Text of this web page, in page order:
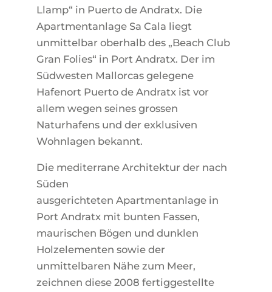
Llamp“ in Puerto de Andratx. Die
Apartmentanlage Sa Cala liegt
unmittelbar oberhalb des „Beach Club
Gran Folies“ in Port Andratx. Der im
Südwesten Mallorcas gelegene
Hafenort Puerto de Andratx ist vor
allem wegen seines grossen
Naturhafens und der exklusiven
Wohnlagen bekannt.
Die mediterrane Architektur der nach
Süden
ausgerichteten Apartmentanlage in
Port Andratx mit bunten Fassen,
maurischen Bögen und dunklen
Holzelementen sowie der
unmittelbaren Nähe zum Meer,
zeichnen diese 2008 fertiggestellte